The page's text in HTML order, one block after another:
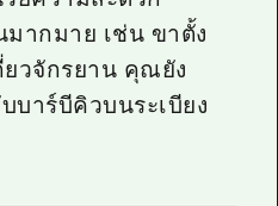
ากมาย เช่น ขาตั้ง
ยวจักรยาน คุณยัง
บาร์บีคิวบนระเบียง